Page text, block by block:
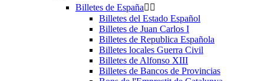
Billetes de España 
Billetes del Estado Español
Billetes de Juan Carlos I
Billetes de Republica Española
Billetes locales Guerra Civil
Billetes de Alfonso XIII
Billetes de Bancos de Provincias